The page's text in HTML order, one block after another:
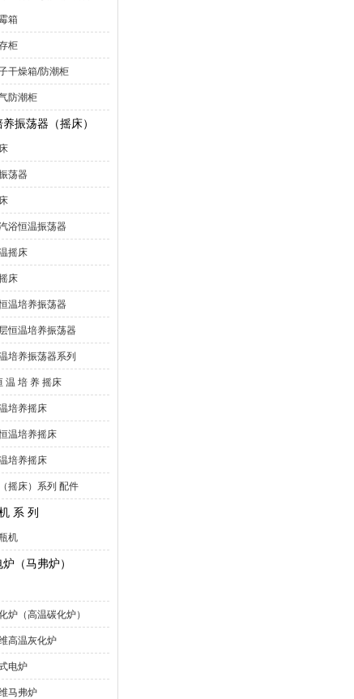
箱
柜
干燥箱/防潮柜
防潮柜
振荡器（摇床）
荡器
浴恒温振荡器
摇床
床
温培养振荡器
恒温培养振荡器
培养振荡器系列
温 培 养 摇床
培养摇床
温培养摇床
培养摇床
摇床）系列 配件
系 列
机
（马弗炉）
炉（高温碳化炉）
高温灰化炉
电炉
马弗炉